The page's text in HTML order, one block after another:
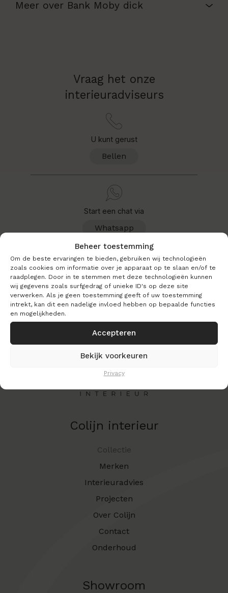
Beheer toestemming
Om de beste ervaringen te bieden, gebruiken wij technologieën
zoals cookies om informatie over je apparaat op te slaan en/of te
raadplegen. Door in te stemmen met deze technologieën kunnen
wij gegevens zoals surfgedrag of unieke ID's op deze site
verwerken. Als je geen toestemming geeft of uw toestemming
intrekt, kan dit een nadelige invloed hebben op bepaalde functies
en mogelijkheden.
Accepteren
Bekijk voorkeuren
Privacy
Meer over Bank Moby dick
Vraag het onze
interieuradviseurs
U kunt gerust
Bellen
Start een chat via
Whatsapp
Of stuur ons een
E-mail
Colijn interieur
Collectie
Merken
Interieuradvies
Projecten
Over Colijn
Contact
Onderhoud
Showroom